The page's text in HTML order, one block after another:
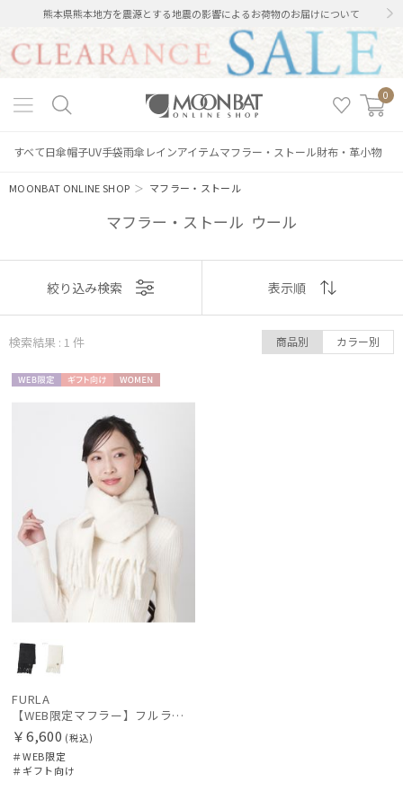
熊本県熊本地方を震源とする地震の影響によるお荷物のお届けについて
0
すべて日傘帽子UV手袋雨傘 レインアイテムマフラー・ストール財布・革小物
MOONBAT ONLINE SHOP ＞ マフラー・ストール
マフラー・ストール ウール
絞り込み
カテゴリー
ブランド
傘機能
マフラー・ストール・スカーフ
その他
表示
おすすめ
価格の高い
価格の低い
人気順
売上点数順
お気に入り
絞り込み検索 表示順
検索結果 : 1 件 商品別 カラー別
N
FURLA
【WEB限定マフラー】フルラ（FURLA）ボリュームマフラー
￥6,600 (税込)
＃WEB限定
＃ギフト向け